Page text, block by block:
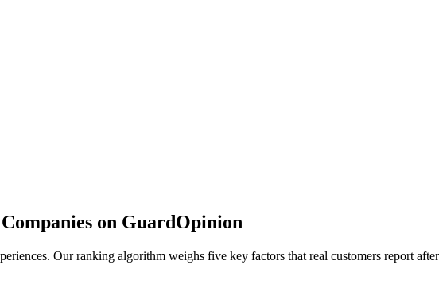
on GuardOpinion
Our ranking algorithm weighs five key factors that real customers report